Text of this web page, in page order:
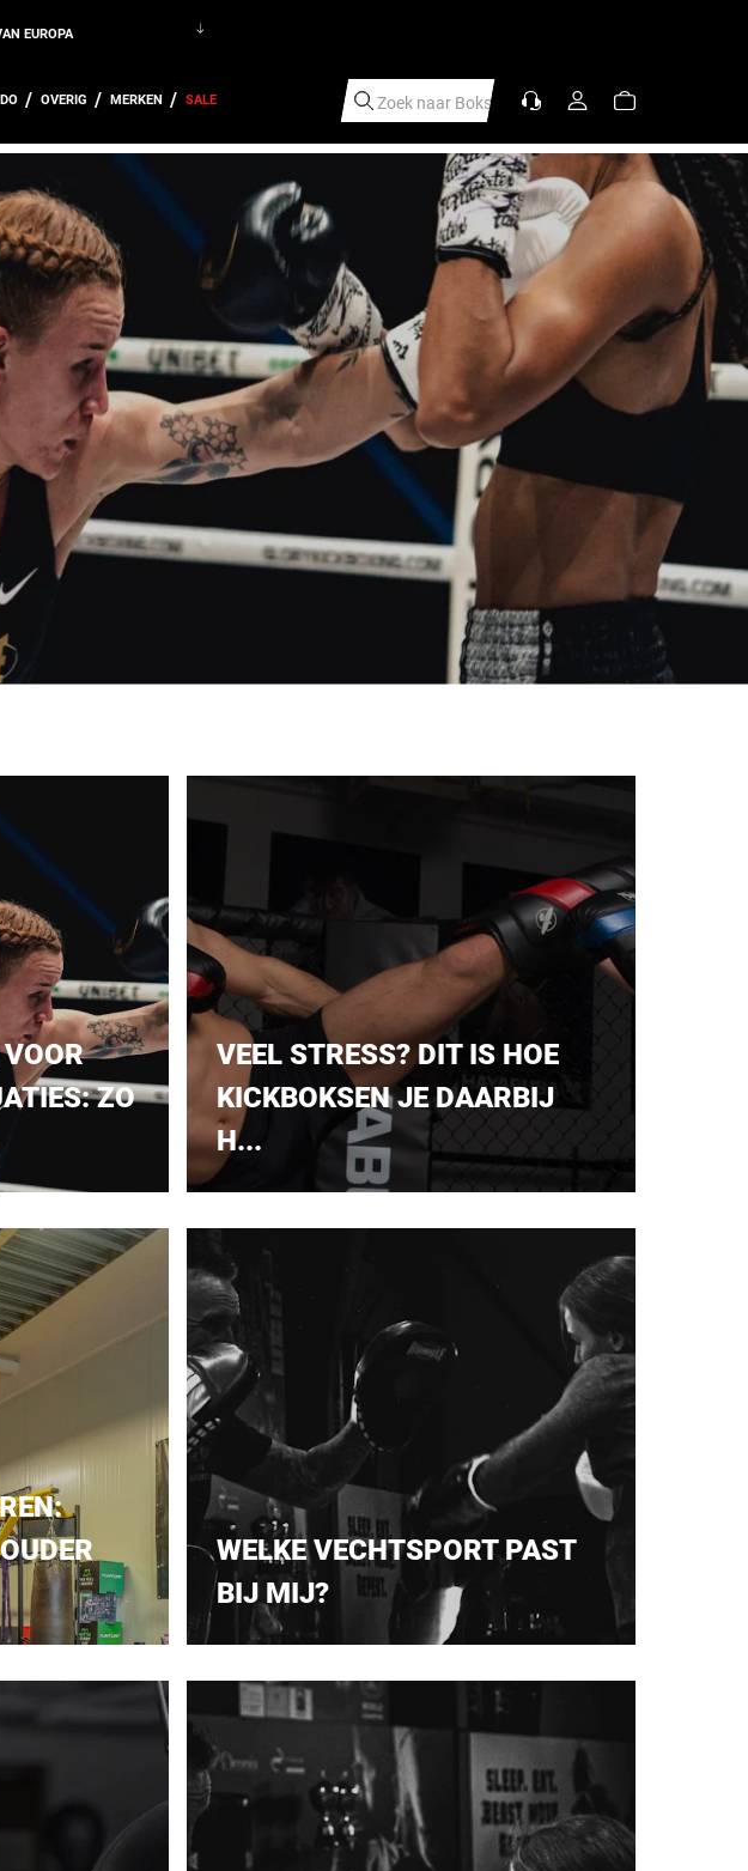
EUROPA
UTRECHT!
€ 100,-
VANAF €150
EUROPA
& PAYPAL
UTRECHT!
OVERIG MERKEN SALE Zoek naar Scheenbeschermer
ZO
VEEL STRESS? DIT IS HOE
KICKBOKSEN JE DAARBIJ
H...
WELKE VECHTSPORT PAST
BIJ MIJ?